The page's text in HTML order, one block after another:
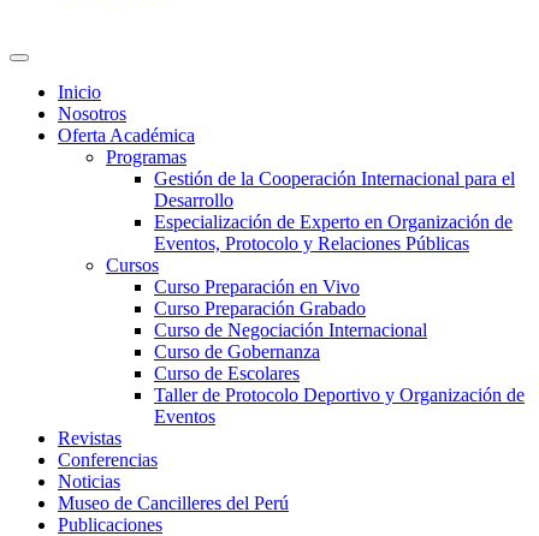
Inicio
Nosotros
Oferta Académica
Programas
Gestión de la Cooperación Internacional para el
Desarrollo
Especialización de Experto en Organización de
Eventos, Protocolo y Relaciones Públicas
Cursos
Curso Preparación en Vivo
Curso Preparación Grabado
Curso de Negociación Internacional
Curso de Gobernanza
Curso de Escolares
Taller de Protocolo Deportivo y Organización de
Eventos
Revistas
Conferencias
Noticias
Museo de Cancilleres del Perú
Publicaciones